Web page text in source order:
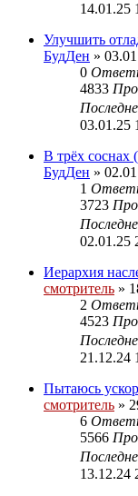
14.01.25
Улучшить
БудДен »
0
4833
03.01.25
В трёх соснах
БудДен »
1
3723
02.01.25
Иерархия
смотритель »
2
4523
21.12.24
Пытаюсь
смотритель »
6
5566
13.12.24